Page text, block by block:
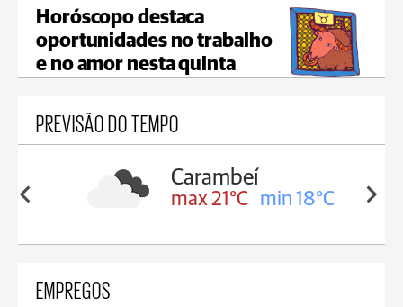
Horóscopo destaca
oportunidades no trabalho
e no amor nesta quinta
PREVISÃO DO TEMPO
19°C
Carambeí
max 21°C min 18°C
EMPREGOS